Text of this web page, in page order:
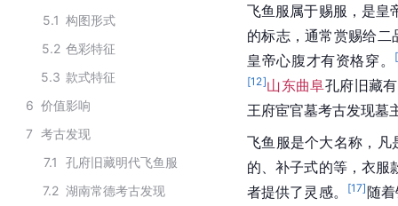
5.1 构图形式
5.2 色彩特征
5.3 款式特征
6 价值影响
7 考古发现
7.1
孔府旧藏明代飞鱼服
7.2 湖南常德考古发现
飞鱼服属于赐服，是皇
的标志，通常赏赐给
皇帝心腹才有资格穿。
[
[12]山东曲阜孔府旧藏
王府宦官墓考古发现墓
飞鱼服是个大名称，凡
的、补子式的等，衣服
者提供了灵感。
[17]随